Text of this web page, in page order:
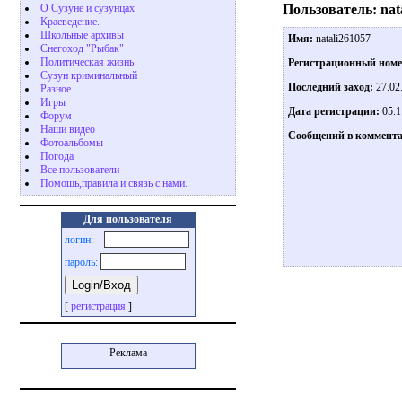
О Сузуне и сузунцах
Краеведение.
Школьные архивы
Снегоход "Рыбак"
Политическая жизнь
Сузун криминальный
Разное
Игры
Форум
Наши видео
Фотоальбомы
Погода
Все пользователи
Помощь,правила и связь с нами.
Для пользователя
логин:
пароль:
[ регистрация ]
Реклама
Пользователь:
Имя: natali261057
Регистрационный
Последний заход:
Дата регистрации:
Сообщений в